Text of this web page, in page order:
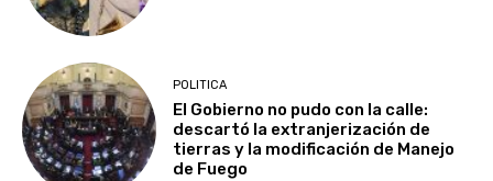
POLITICA
El Gobierno no pudo con la calle:
descartó la extranjerización de
tierras y la modificación de Manejo
de Fuego